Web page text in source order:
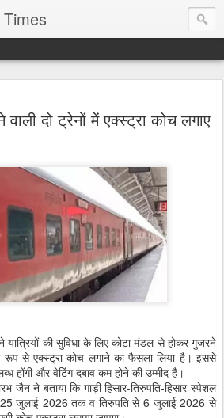
दो ट्रेनों में एक्स्ट्रा कोच लगाए
यात्रियों की सुविधा के लिए कोटा मंडल से होकर गुजरने
रूप से एक्स्ट्रा कोच लगाने का फैसला लिया है। इससे
होंगी और वेटिंग दबाव कम होने की उम्मीद है।
जैन ने बताया कि गाड़ी हिसार-तिरुपति-हिसार स्पेशल
जुलाई 2026 तक व तिरुपति से 6 जुलाई 2026 से